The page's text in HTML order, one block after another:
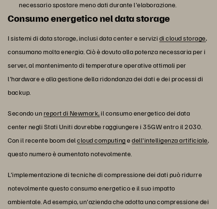
necessario spostare meno dati durante l'elaborazione.
Consumo energetico nel data storage
I sistemi di data storage, inclusi data center e servizi di cloud storage,
consumano molta energia. Ciò è dovuto alla potenza necessaria per i
server, al mantenimento di temperature operative ottimali per
l'hardware e alla gestione della ridondanza dei dati e dei processi di
backup.
Secondo unreport di Newmark,il consumo energetico dei data
center negli Stati Uniti dovrebbe raggiungere i 35GW entro il 2030.
Con il recente boom delcloud computingedell'intelligenza artificiale,
questo numero è aumentato notevolmente.
L'implementazione di tecniche di compressione dei dati può ridurre
notevolmente questo consumo energetico e il suo impatto
ambientale. Ad esempio, un'azienda che adotta una compressione dei